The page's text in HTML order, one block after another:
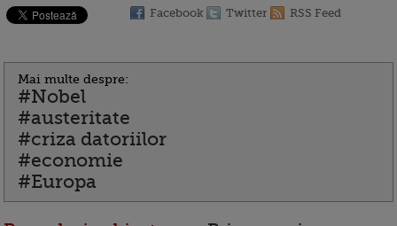
Facebook Twitter RSS Feed
Mai multe despre:
#Nobel
#austeritate
#criza datoriilor
#economie
#Europa